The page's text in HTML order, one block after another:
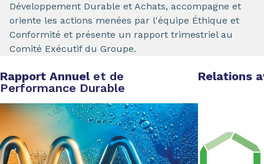
Développement Durable et Achats, accompagne et
oriente les actions menées par l'équipe Éthique et
Conformité et présente un rapport trimestriel au
Comité Exécutif du Groupe.
Rapport Annuel et de
Performance Durable
Relations